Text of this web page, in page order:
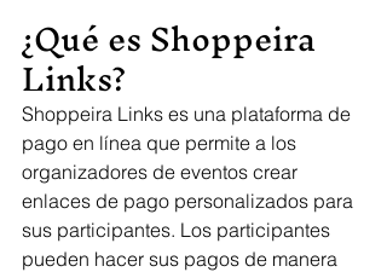
¿Qué es Shoppeira
Links?
Shoppeira Links es una plataforma de
pago en línea que permite a los
organizadores de eventos crear
enlaces de pago personalizados para
sus participantes. Los participantes
pueden hacer sus pagos de manera